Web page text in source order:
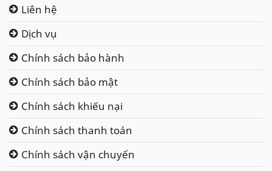
Liên hệ
Dịch vụ
Chính sách bảo hành
Chính sách bảo mật
Chính sách khiếu nại
Chính sách thanh toán
Chính sách vận chuyển